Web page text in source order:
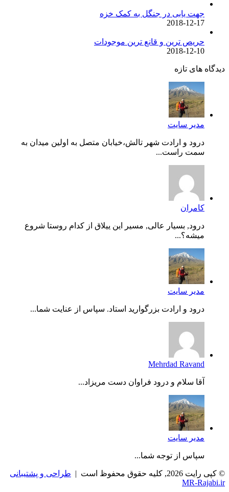
جهت یابی در جنگل به کمک خزه
2018-12-17
حریص ترین و قانع ترین موجودات
2018-12-10
دیدگاه های تازه
مدیر سایت
درود و ارادت شهر تالش،خیابان متصل به اولین میدان به
سمت راست...
کامران
درود, بسیار عالی, مسیر این ییلاق از کدام روستا شروع
میشه؟...
مدیر سایت
درود و ارادت بزرگوارید استاد. سپاس از عنایت شما...
Mehrdad Ravand
آقا سلام و درود فراوان دست مریزاد...
مدیر سایت
سپاس از توجه شما...
© کپی رایت 2026, کلیه حقوق محفوظ است |
طراحی و پشتیبانی
MR-Rajabi.ir